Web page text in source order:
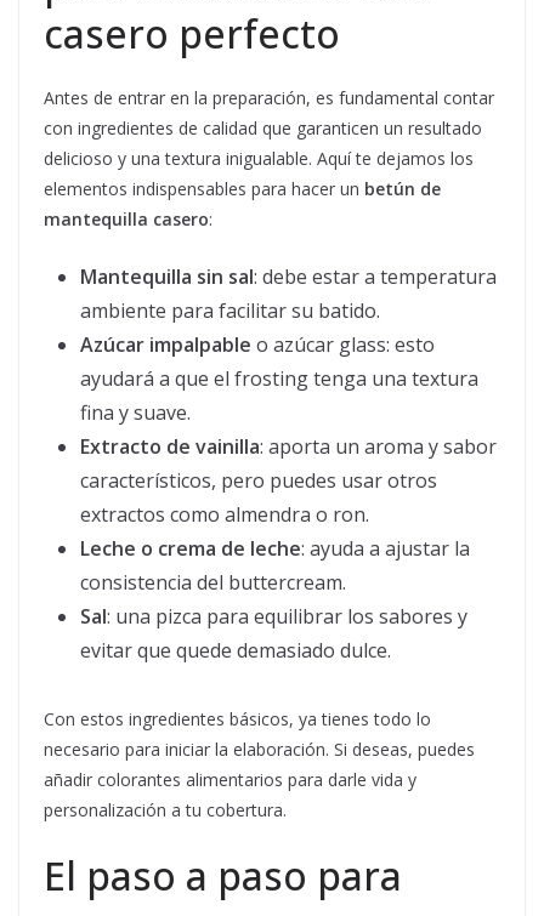
casero perfecto
Antes de entrar en la preparación, es fundamental contar
con ingredientes de calidad que garanticen un resultado
delicioso y una textura inigualable. Aquí te dejamos los
elementos indispensables para hacer un betún de
mantequilla casero:
Mantequilla sin sal: debe estar a temperatura
ambiente para facilitar su batido.
Azúcar impalpable o azúcar glass: esto
ayudará a que el frosting tenga una textura
fina y suave.
Extracto de vainilla: aporta un aroma y sabor
característicos, pero puedes usar otros
extractos como almendra o ron.
Leche o crema de leche: ayuda a ajustar la
consistencia del buttercream.
Sal: una pizca para equilibrar los sabores y
evitar que quede demasiado dulce.
Con estos ingredientes básicos, ya tienes todo lo
necesario para iniciar la elaboración. Si deseas, puedes
añadir colorantes alimentarios para darle vida y
personalización a tu cobertura.
El paso a paso para